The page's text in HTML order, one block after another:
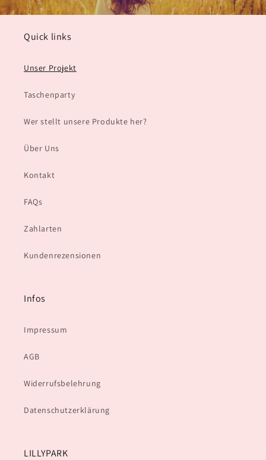
Quick links
Unser Projekt
Taschenparty
Wer stellt unsere Produkte her?
Über Uns
Kontakt
FAQs
Zahlarten
Kundenrezensionen
Infos
Impressum
AGB
Widerrufsbelehrung
Datenschutzerklärung
LILLYPARK